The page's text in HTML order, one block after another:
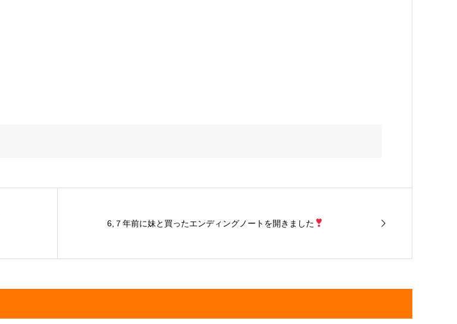
6,７年前に妹と買ったエンディングノートを開きました